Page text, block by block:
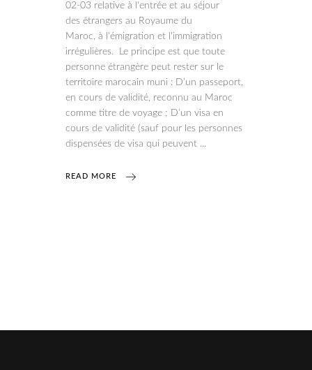
02-03 relative à l'entrée et au séjour
des étrangers au Royaume du
Maroc, à l'émigration et l'immigration
irrégulières. Le principe est que toute
personne étrangère peut rester sur le
territoire marocain muni : D’un passeport,
en cours de validité, reconnu au Maroc
comme titre de voyage ; D’un visa en
cours de validité (sauf pour les personnes
dispensées de visa qui peuvent
READ MORE